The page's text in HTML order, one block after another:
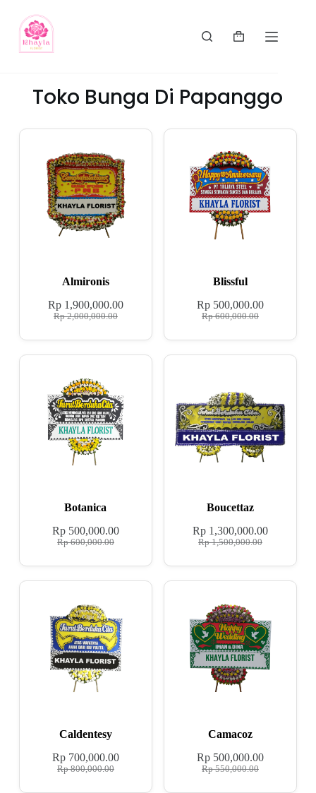
Toko Bunga Di Papanggo
Almironis
Rp2,000,000.00
Rp1,900,000.00
Blissful
Rp600,000.00
Rp 500,000.00
Botanica
Rp600,000.00
Rp500,000.00
Boucettaz
Rp1,500,000.00
Rp 1,300,000.00
Caldentesy
Rp800,000.00
Rp700,000.00
Camacoz
Rp550,000.00
Rp 500,000.00